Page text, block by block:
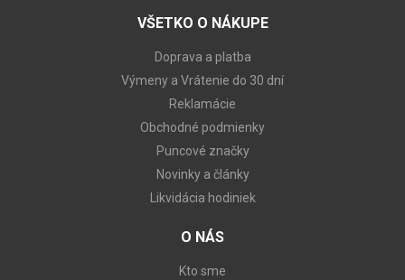
VŠETKO O NÁKUPE
Doprava a platba
Výmeny a Vrátenie do 30 dní
Reklamácie
Obchodné podmienky
Puncové značky
Novinky a články
Likvidácia hodiniek
O NÁS
Kto sme